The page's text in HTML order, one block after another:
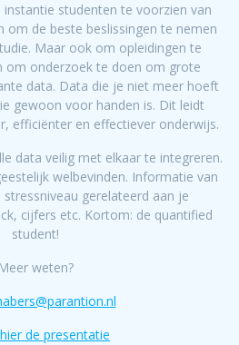
studenten te voorzien van
om de beste beslissingen te nemen
Maar ook om opleidingen te
om onderzoek te doen om grote
data. Data die je niet meer hoeft
gewoon voor handen is. Dit leidt
efficiënter en effectiever onderwijs.
data veilig met elkaar te integreren.
welbevinden. Informatie van
gerelateerd aan je
cijfers etc. Kortom: de quantified
student!
Meer weten?
de presentatie